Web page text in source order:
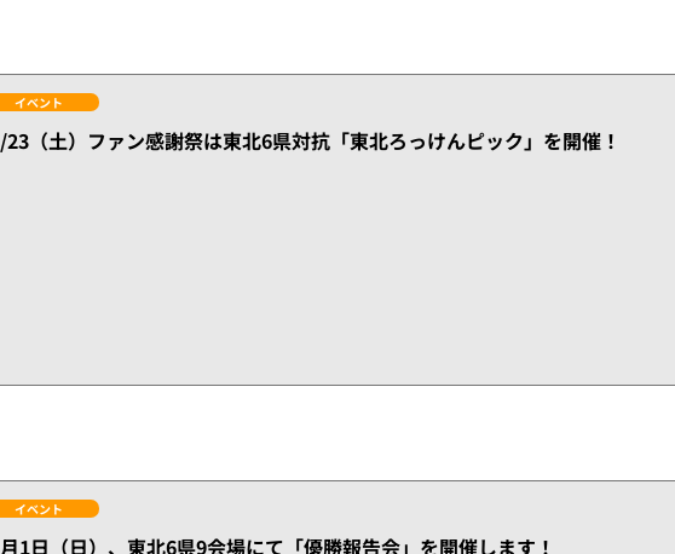
イベント
（土）ファン感謝祭は東北6県対抗「東北ろっけんピック」を開催！
イベント
1日（日）、東北6県9会場にて「優勝報告会」を開催します！